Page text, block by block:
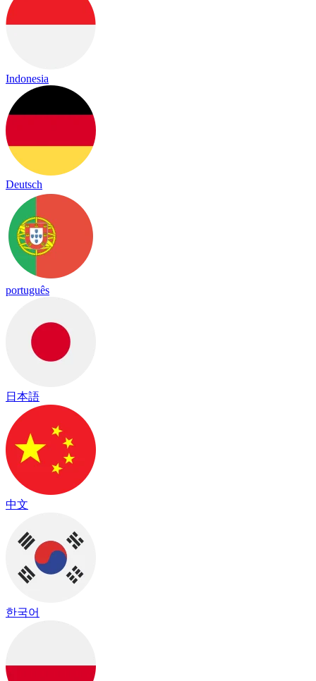
Indonesia
Deutsch
português
日本語
中文
한국어